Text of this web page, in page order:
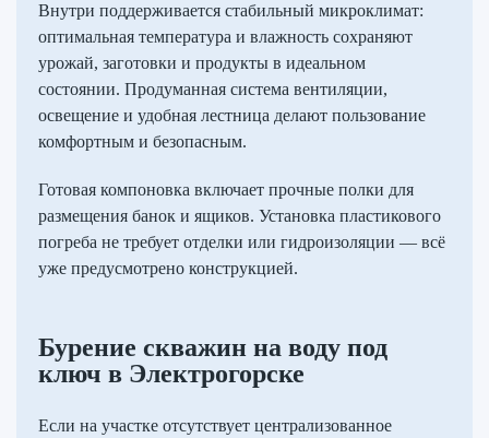
Внутри поддерживается стабильный микроклимат:
оптимальная температура и влажность сохраняют
урожай, заготовки и продукты в идеальном
состоянии. Продуманная система вентиляции,
освещение и удобная лестница делают пользование
комфортным и безопасным.
Готовая компоновка включает прочные полки для
размещения банок и ящиков. Установка пластикового
погреба не требует отделки или гидроизоляции — всё
уже предусмотрено конструкцией.
Бурение скважин на воду под
ключ в Электрогорске
Если на участке отсутствует централизованное